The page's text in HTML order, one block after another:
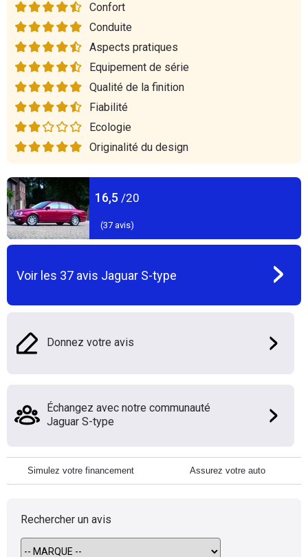
Confort
Conduite
Aspects pratiques
Equipement de série
Qualité de la finition
Fiabilité
Ecologie
Originalité du design
16,5 /20
(37 avis)
Voir les 37 avis Jaguar S-type
Donnez votre avis
Échangez avec notre communauté
Jaguar S-type
Simulez votre financement Assurez votre auto
Rechercher un avis